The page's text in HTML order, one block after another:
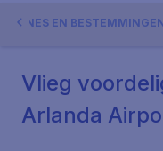
EN
Vlieg
Arlanda